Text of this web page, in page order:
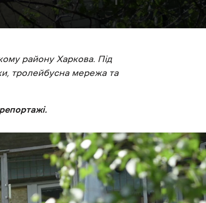
району Харкова. Під
тролейбусна мережа та